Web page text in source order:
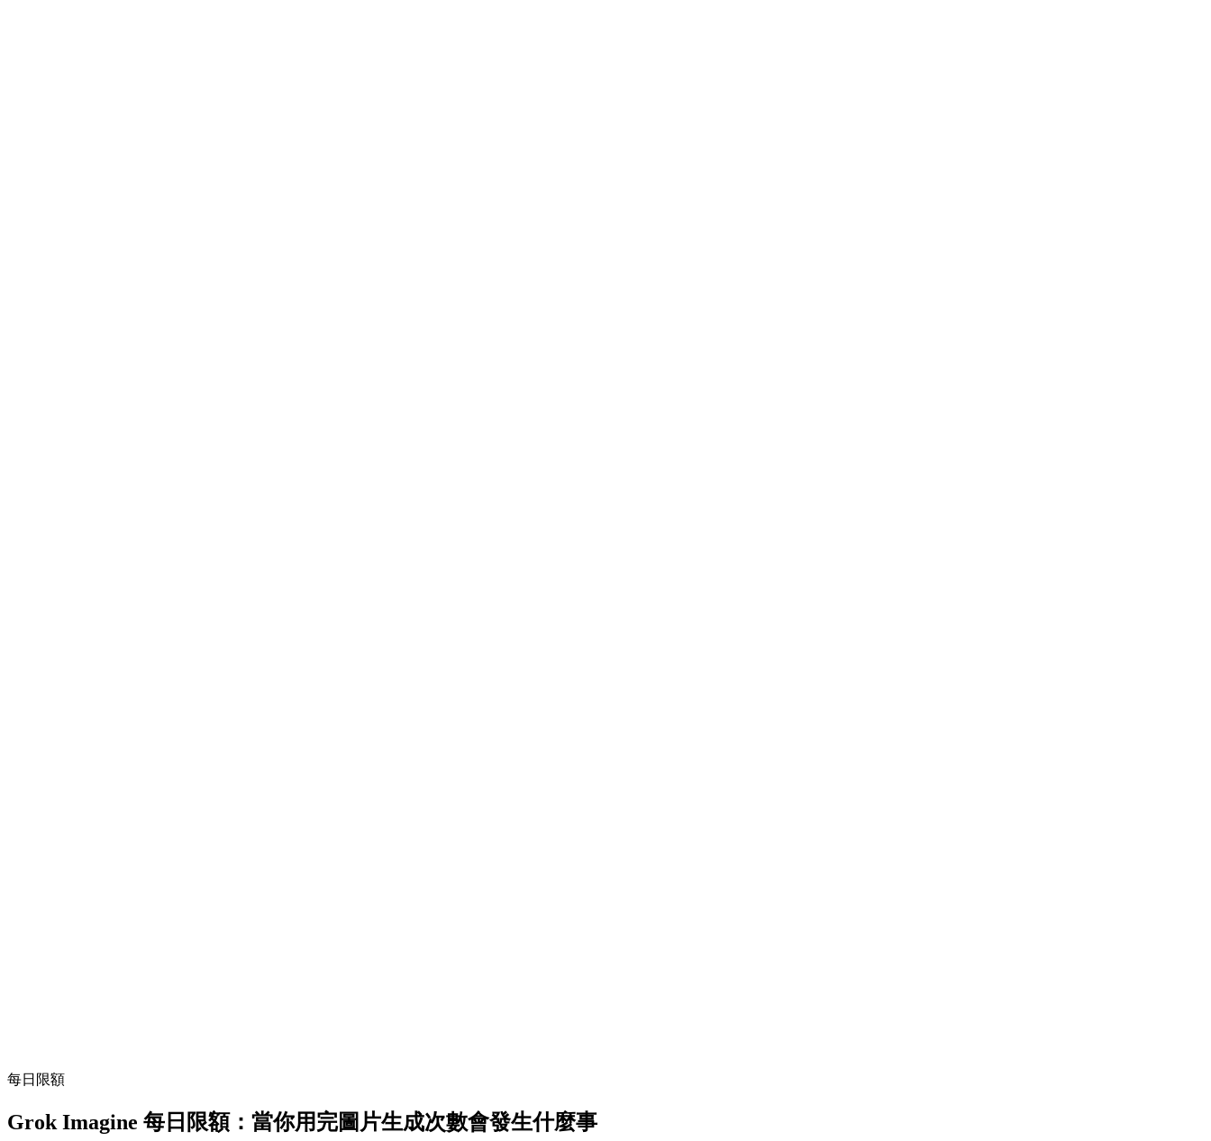
每日限額
Grok Imagine 每日限額：當你用完圖片生成次數會發生什麼事